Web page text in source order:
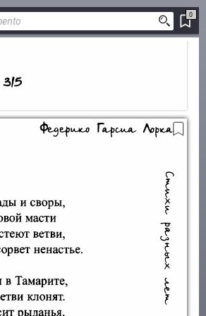
0
AÑADIR A LOS
MARCADORES